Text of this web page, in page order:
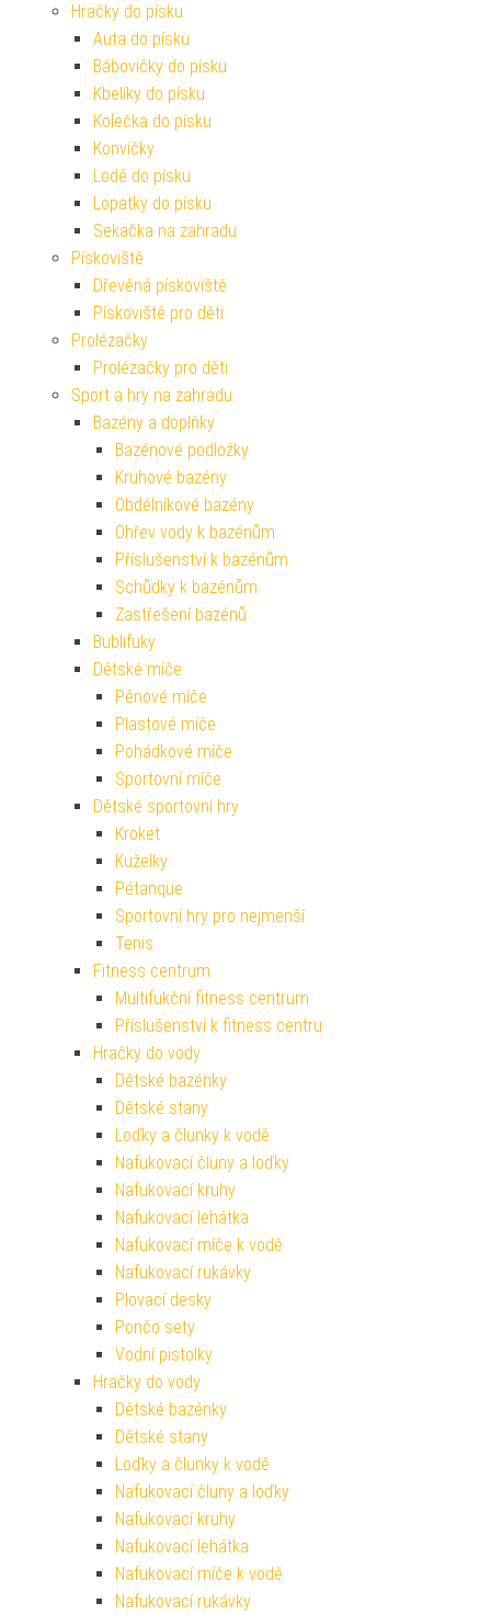
Hračky do písku
Auta do písku
Bábovičky do písku
Kbelíky do písku
Kolečka do písku
Konvičky
Lodě do písku
Lopatky do písku
Sekačka na zahradu
Pískoviště
Dřevěná pískoviště
Pískoviště pro děti
Prolézačky
Prolézačky pro děti
Sport a hry na zahradu
Bazény a doplňky
Bazénové podložky
Kruhové bazény
Obdélníkové bazény
Ohřev vody k bazénům
Příslušenství k bazénům
Schůdky k bazénům
Zastřešení bazénů
Bublifuky
Dětské míče
Pěnové míče
Plastové míče
Pohádkové míče
Sportovní míče
Dětské sportovní hry
Kroket
Kuželky
Pétanque
Sportovní hry pro nejmenší
Tenis
Fitness centrum
Multifukční fitness centrum
Příslušenství k fitness centru
Hračky do vody
Dětské bazénky
Dětské stany
Loďky a člunky k vodě
Nafukovací čluny a loďky
Nafukovací kruhy
Nafukovací lehátka
Nafukovací míče k vodě
Nafukovací rukávky
Plovací desky
Pončo sety
Vodní pistolky
Hračky do vody
Dětské bazénky
Dětské stany
Loďky a člunky k vodě
Nafukovací čluny a loďky
Nafukovací kruhy
Nafukovací lehátka
Nafukovací míče k vodě
Nafukovací rukávky